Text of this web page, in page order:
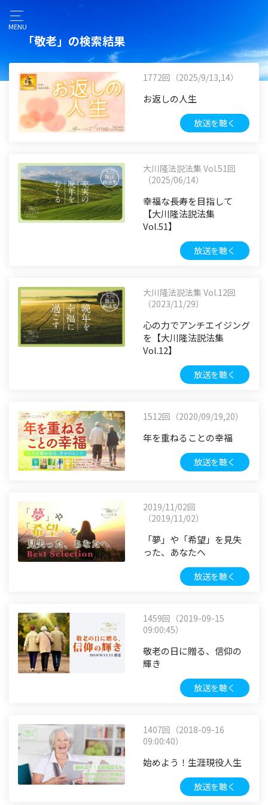
MENU
「敬老」の検索結果
1772回（2025/9/13,14）
お返しの人生
放送を聴く
大川隆法説法集 Vol.51回
（2025/06/14）
幸福な長寿を目指して
【大川隆法説法集
Vol.51】
放送を聴く
大川隆法説法集 Vol.12回
（2023/11/29）
心の力でアンチエイジング
を【大川隆法説法集
Vol.12】
放送を聴く
1512回（2020/09/19,20）
年を重ねることの幸福
放送を聴く
2019/11/02回
（2019/11/02）
「夢」や「希望」を見失
った、あなたへ
放送を聴く
1459回（2019-09-15
09:00:45）
敬老の日に贈る、信仰の
輝き
放送を聴く
1407回（2018-09-16
09:00:40）
始めよう！生涯現役人生
放送を聴く